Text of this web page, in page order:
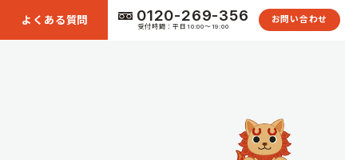
よくある質問 0120-269-356
受付時間：平日10:00〜19:00
お問い合わせ